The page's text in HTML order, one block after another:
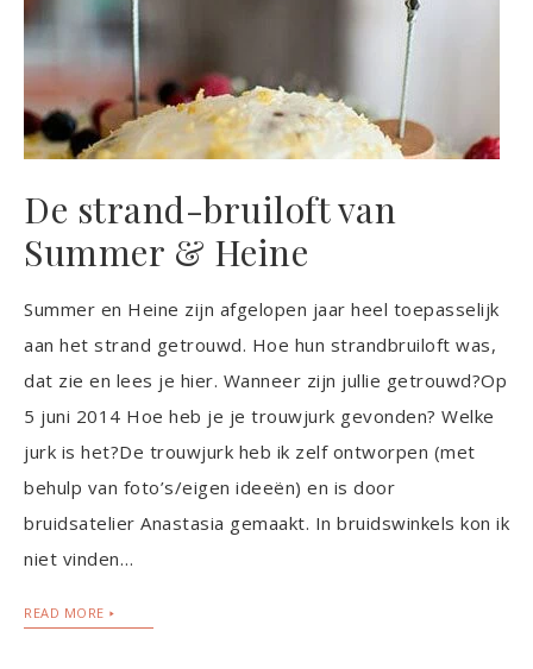
De strand-bruiloft van
Summer & Heine
Summer en Heine zijn afgelopen jaar heel toepasselijk
aan het strand getrouwd. Hoe hun strandbruiloft was,
dat zie en lees je hier. Wanneer zijn jullie getrouwd?Op
5 juni 2014 Hoe heb je je trouwjurk gevonden? Welke
jurk is het?De trouwjurk heb ik zelf ontworpen (met
behulp van foto’s/eigen ideeën) en is door
bruidsatelier Anastasia gemaakt. In bruidswinkels kon ik
niet vinden…
READ MORE